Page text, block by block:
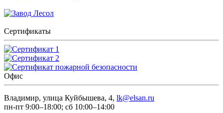
Сертификаты
Офис
Владимир, улица Куйбышева, 4, lk@elsan.ru
пн-пт 9:00–18:00; сб 10:00–14:00